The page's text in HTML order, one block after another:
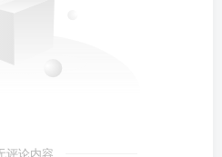
评论内容